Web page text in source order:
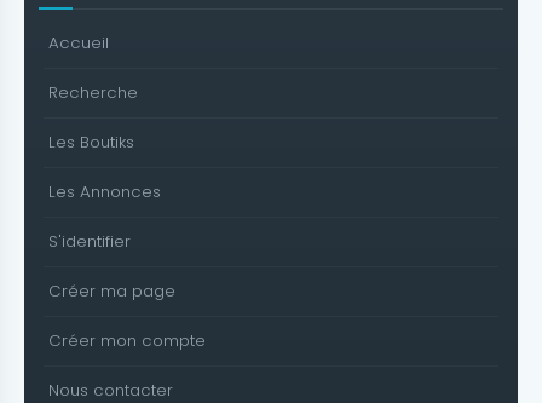
Accueil
Recherche
Les Boutiks
Les Annonces
S'identifier
Créer ma page
Créer mon compte
Nous contacter